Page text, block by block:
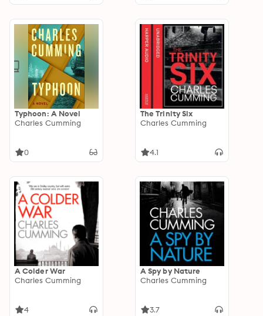
Typhoon: A Novel
Charles Cumming
0
The Trinity Six
Charles Cumming
4.1
A Colder War
Charles Cumming
4
A Spy by Nature
Charles Cumming
3.7